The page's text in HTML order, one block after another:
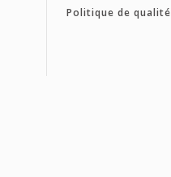
Politique de qualité